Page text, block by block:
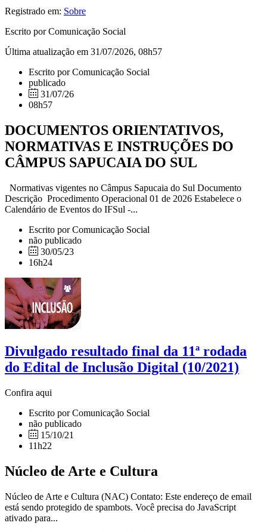
Registrado em: Sobre
Escrito por Comunicação Social
Última atualização em 31/07/2026, 08h57
Escrito por Comunicação Social
publicado
31/07/26
08h57
DOCUMENTOS ORIENTATIVOS,
NORMATIVAS E INSTRUÇÕES DO
CÂMPUS SAPUCAIA DO SUL
Normativas vigentes no Câmpus Sapucaia do Sul Documento
Descrição Procedimento Operacional 01 de 2026 Estabelece o
Calendário de Eventos do IFSul -...
Escrito por Comunicação Social
não publicado
30/05/23
16h24
Divulgado resultado final da 11ª rodada
do Edital de Inclusão Digital (10/2021)
Confira aqui
Escrito por Comunicação Social
não publicado
15/10/21
11h22
Núcleo de Arte e Cultura
Núcleo de Arte e Cultura (NAC) Contato: Este endereço de email
está sendo protegido de spambots. Você precisa do JavaScript
ativado para...